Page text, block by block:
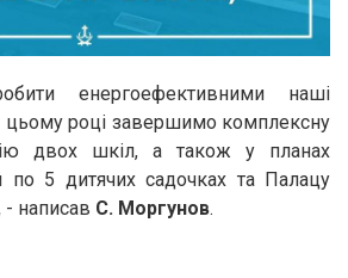
енергоефективними наші
цьому році завершимо комплексну
двох шкіл, а також у планах
по 5 дитячих садочках та Палацу
- написав C. Моргунов.